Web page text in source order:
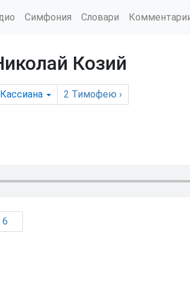
Симфония Словари
Козий
Кассиана 2 Тимофею ›
6